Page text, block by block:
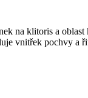
na klitoris a
vnitřek pochvy